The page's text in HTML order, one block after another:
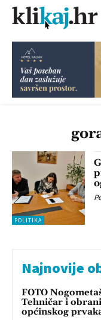
POLITIKA
Najnovije
FOTO
Tehničar i
općinskog